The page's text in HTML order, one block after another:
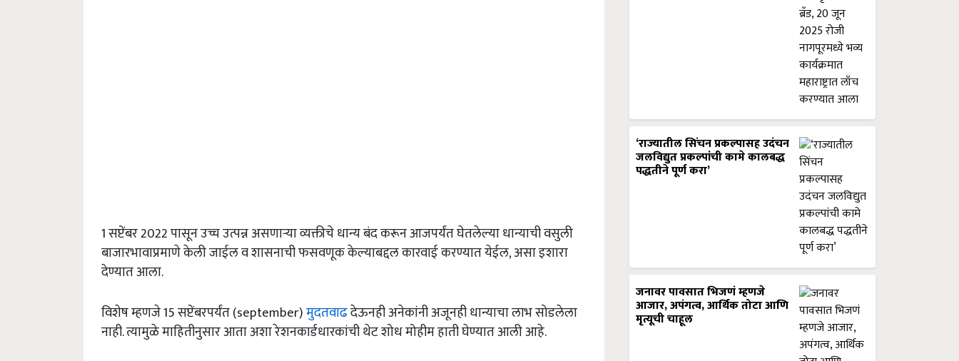
1 सप्टेंबर 2022 पासून उच्च उत्पन्न असणार्‍या व्यक्तीचे धान्य बंद करून आजपर्यंत घेतलेल्या धान्याची वसुली
बाजारभावाप्रमाणे केली जाईल व शासनाची फसवणूक केल्याबद्दल कारवाई करण्यात येईल, असा इशारा
देण्यात आला.
विशेष म्हणजे 15 सप्टेंबरपर्यंत (september)मुदतवाढदेऊनही अनेकांनी अजूनही धान्याचा लाभ सोडलेला
नाही. त्यामुळे माहितीनुसार आता अशा रेशनकार्डधारकांची थेट शोध मोहीम हाती घेण्यात आली आहे.
‘राज्यातील सिंचन प्रकल्पासह उदंचन
जलविद्युत प्रकल्पांची कामे कालबद्ध
पद्धतीने पूर्ण करा’
जनावर पावसात भिजणं म्हणजे
आजार, अपंगत्व, आर्थिक तोटा आणि
मृत्यूची चाहूल